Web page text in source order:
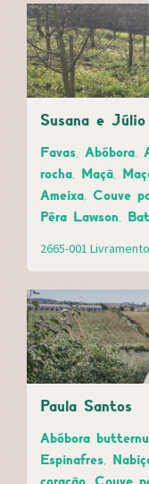
Susana e
Favas, Abóbora,
rocha, Maçã,
Ameixa, Couve
Pêra Lawson,
2665-001 Livramento
Paula Santos
Abóbora
Espinafres,